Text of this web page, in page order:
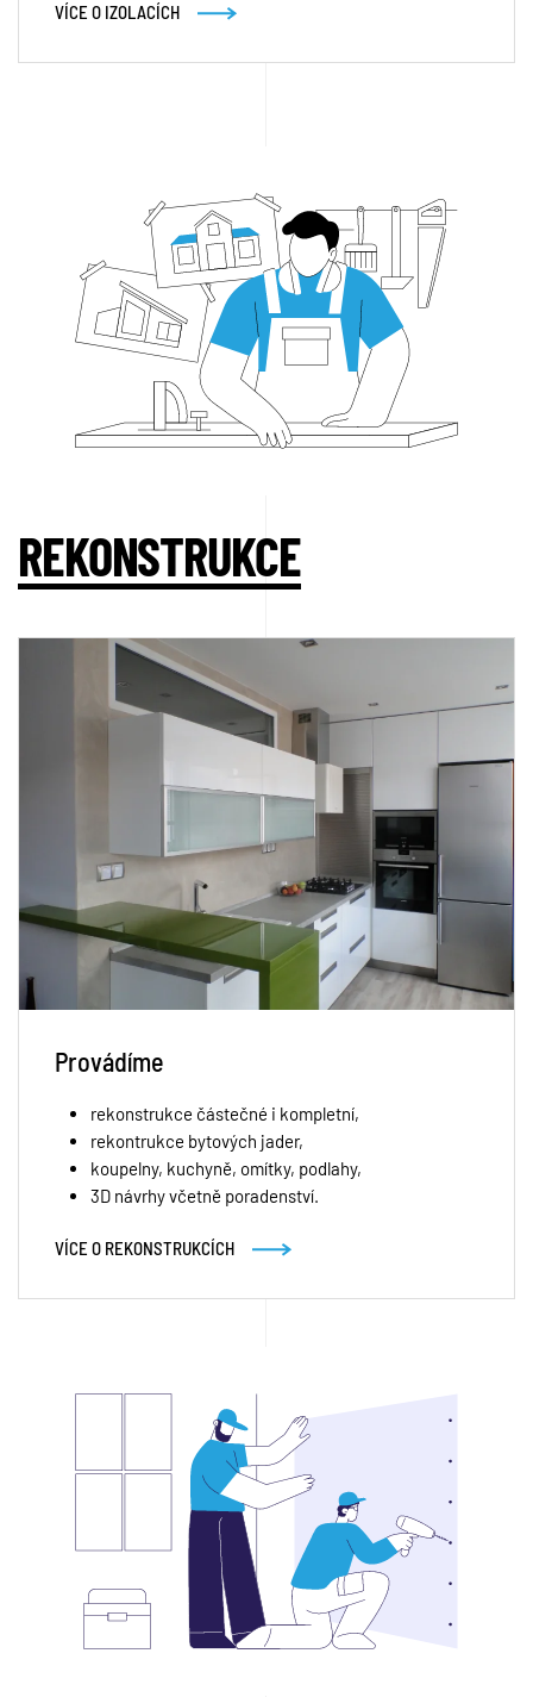
VÍCE O IZOLACÍCH
REKONSTRUKCE
Provádíme
rekonstrukce částečné i kompletní,
rekontrukce bytových jader,
koupelny, kuchyně, omítky, podlahy,
3D návrhy včetně poradenství.
VÍCE O REKONSTRUKCÍCH